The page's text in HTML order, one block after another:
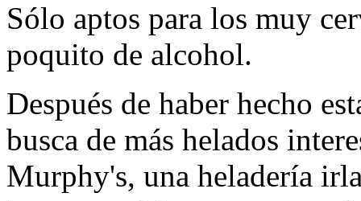
Sólo aptos para los muy
poquito de alcohol.
Después de haber hecho
busca de más helados
Murphy's, una heladería